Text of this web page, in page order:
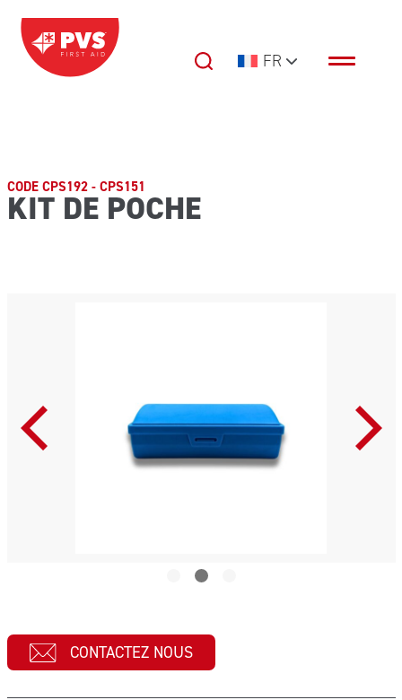
Passer au contenu
Navigation principale FR
CODE CPS192 - CPS151
KIT DE POCHE
CONTACTEZ NOUS